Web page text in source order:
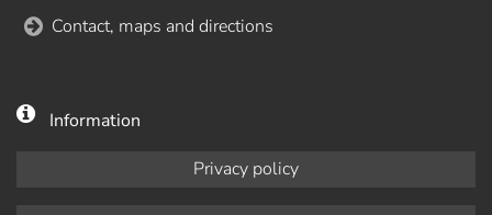
Contact, maps and directions
Information
Privacy policy